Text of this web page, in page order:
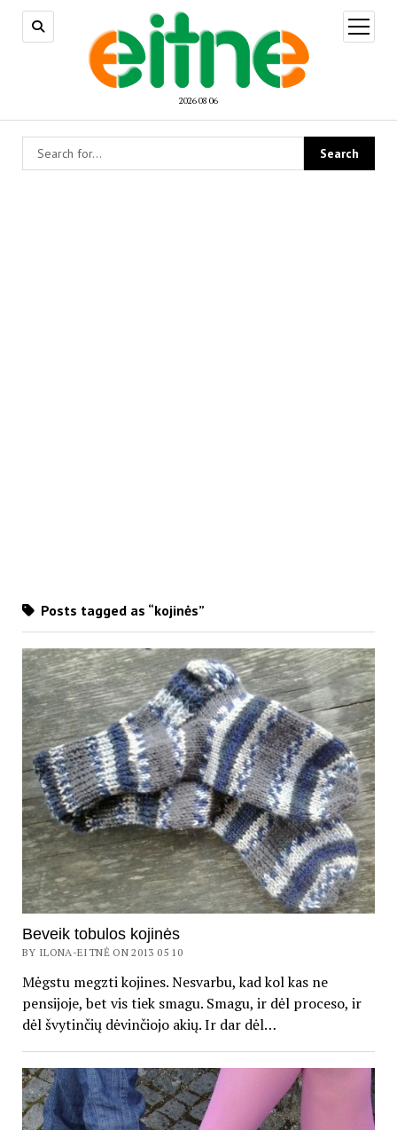
2026 08 06
open
menu
Posts tagged as “kojinės”
Beveik tobulos kojinės
BY ILONA-EITNĖ ON 2013 05 10
Mėgstu megzti kojines. Nesvarbu, kad kol kas ne
pensijoje, bet vis tiek smagu. Smagu, ir dėl proceso, ir
dėl švytinčių dėvinčiojo akių. Ir dar dėl…